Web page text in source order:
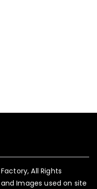
All Rights
Images used on site